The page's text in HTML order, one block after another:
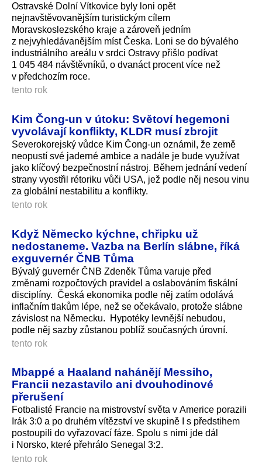
Ostravské Dolní Vítkovice byly loni opět
nejnavštěvovanějším turistickým cílem
Moravskoslezského kraje a zároveň jedním
z nejvyhledáva­nějším míst Česka. Loni se do bývalého
industriálního areálu v srdci Ostravy přišlo podívat
1 045 484 návštěvníků, o dvanáct procent více než
v předchozím roce.
tento rok
Kim Čong-un v útoku: Světoví hegemoni
vyvolávají konflikty, KLDR musí zbrojit
Severokorejský vůdce Kim Čong-un oznámil, že země
neopustí své jaderné ambice a nadále je bude využívat
jako klíčový bezpečnostní nástroj. Během jednání vedení
strany vyostřil rétoriku vůči USA, jež podle něj nesou vinu
za globální nestabilitu a konflikty.
tento rok
Když Německo kýchne, chřipku už
nedostaneme. Vazba na Berlín slábne, říká
exguvernér ČNB Tůma
Bývalý guvernér ČNB Zdeněk Tůma varuje před
změnami rozpočtových pravidel a oslabováním fiskální
disciplíny. Česká ekonomika podle něj zatím odolává
inflačním tlakům lépe, než se očekávalo, protože slábne
závislost na Německu. Hypotéky levnější nebudou,
podle něj sazby zůstanou poblíž současných úrovní.
tento rok
Mbappé a Haaland nahánějí Messiho,
Francii nezastavilo ani dvouhodinové
přerušení
Fotbalisté Francie na mistrovství světa v Americe porazili
Irák 3:0 a po druhém vítězství ve skupině I s předstihem
postoupili do vyřazovací fáze. Spolu s nimi jde dál
i Norsko, které přehrálo Senegal 3:2.
tento rok